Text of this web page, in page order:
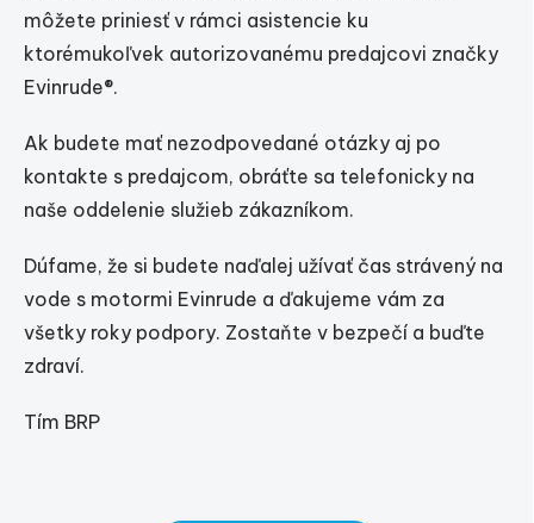
môžete priniesť v rámci asistencie ku
ktorémukoľvek autorizovanému predajcovi značky
Evinrude®.
Ak budete mať nezodpovedané otázky aj po
kontakte s predajcom, obráťte sa telefonicky na
naše oddelenie služieb zákazníkom.
Dúfame, že si budete naďalej užívať čas strávený na
vode s motormi Evinrude a ďakujeme vám za
všetky roky podpory. Zostaňte v bezpečí a buďte
zdraví.
Tím BRP